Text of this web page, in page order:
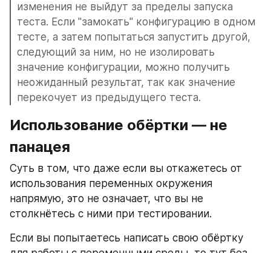
изменения не выйдут за пределы запуска
теста. Если "замокать" конфигурацию в одном
тесте, а затем попытаться запустить другой,
следующий за ним, но не изолировать
значение конфигурации, можно получить
неожиданный результат, так как значение
перекочует из предыдущего теста.
Использование обёртки — не
панацея
Суть в том, что даже если вы откажетесь от
использования переменных окружения
напрямую, это не означает, что вы не
столкнётесь с ними при тестировании.
Если вы попытаетесь написать свою обёртку